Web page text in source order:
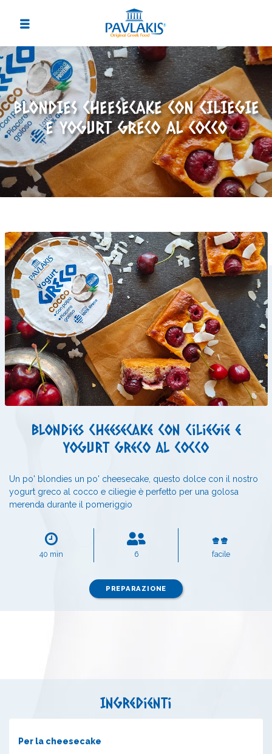
BLONDIES CHEESECAKE CON CILIEGIE
E YOGURT GRECO AL COCCO
Blondies cheesecake con ciliegie e
yogurt greco al cocco
Un po' blondies un po' cheesecake, questo dolce con il nostro
yogurt greco al cocco e ciliegie è perfetto per una golosa
merenda durante il pomeriggio
40 min 6 facile
PREPARAZIONE
Ingredienti
Per la cheesecake